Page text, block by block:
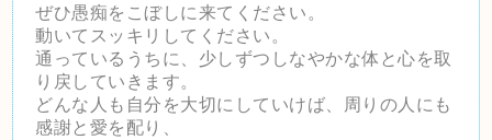
ぜひ愚痴をこぼしに来てください。
動いてスッキリしてください。
通っているうちに、少しずつしなやかな体と心を取
り戻していきます。
どんな人も自分を大切にしていけば、周りの人にも
感謝と愛を配り、